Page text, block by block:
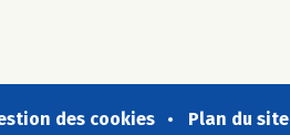
des cookies Plan du site